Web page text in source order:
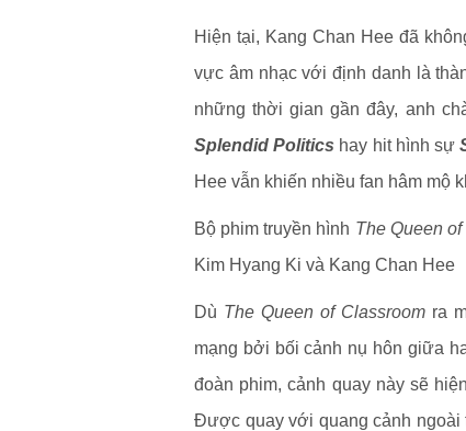
Hiện tại, Kang Chan Hee đã
vực âm nhạc với định danh là
những thời gian gần đây, anh
Splendid Politics hay hit hình sự
Hee vẫn khiến nhiều fan hâm mộ
Bộ phim truyền hình The Queen
Kim Hyang Ki và Kang Chan Hee
Dù The Queen of Classroomra
mạng bởi bối cảnh nụ hôn giữa
đoàn phim, cảnh quay này sẽ
Được quay với quang cảnh ngoài